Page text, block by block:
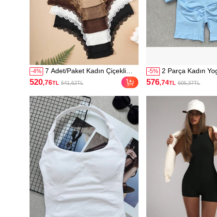
-4% 7 Adet/Paket Kadın Çiçekli
Kontrast Renkli Dantel Detaylı
Günlük Külot
520,76TL 541,62TL
-5% 2 Parça Kadın
Seti, Dikişsiz İnce
Sütyeni + Yüksek
Spor Kıyafeti
576,74TL 606,37TL